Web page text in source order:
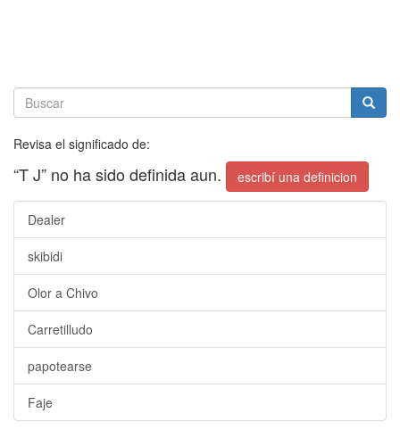
Revisa el significado de:
“T J” no ha sido definida aun. escribí una definicion
Dealer
skibidi
Olor a Chivo
Carretilludo
papotearse
Faje